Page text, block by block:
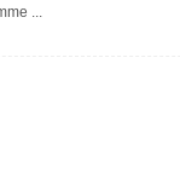
...